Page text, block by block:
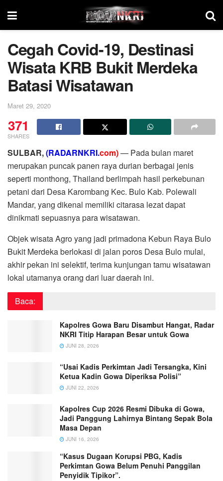
Cegah Covid-19, Destinasi
Wisata KRB Bukit Merdeka
Batasi Wisatawan
Maret 29, 2020
371
SHARES
SULBAR,(RADARNKRI.com)— Pada bulan maret
merupakan puncak panen raya durian berbagai jenis
seperti monthong, Thailand berlimpah hasil perkebunan
petani dari Desa Karombang Kec. Bulo Kab. Polewali
Mandar, yang dikenal memiliki citarasa lezat dapat
dinikmati sepuasnya para wisatawan.
Objek wisata Agro yang jadi primadona Kebun Raya Bulo
Bukit Merdeka berlokasi di jalan poros Desa Bulo mulai,
akhir pekan ini selektif, terima kunjungan tamu wisatawan
lokal utamanya orang dari luar daerah ini.
Baca:
Kapolres Gowa Baru Disambut Hangat, Radar
NKRI Titip Harapan Besar untuk Gowa
JUNI 28, 2026
“Usai Kadis Perkimtan Jadi Tersangka, Kini
Ketua Kadin Gowa Diperiksa Polisi”
JUNI 22, 2026
Kapolres Cup 2026 Resmi Dibuka di Gowa,
Jadi Panggung Lahirnya Bintang Sepak Bola
Masa Depan
JUNI 16, 2026
“Kasus Dugaan Korupsi PBG, Kadis
Perkimtan Gowa Belum Penuhi Panggilan
Penyidik Tipikor”.